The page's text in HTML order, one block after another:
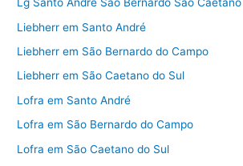
Lg Santo André São Bernardo São
Liebherr em Santo André
Liebherr em São Bernardo do Campo
Liebherr em São Caetano do Sul
Lofra em Santo André
Lofra em São Bernardo do Campo
Lofra em São Caetano do Sul